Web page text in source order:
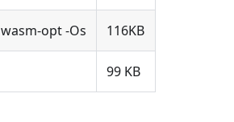
opt -Os 116KB
99 KB